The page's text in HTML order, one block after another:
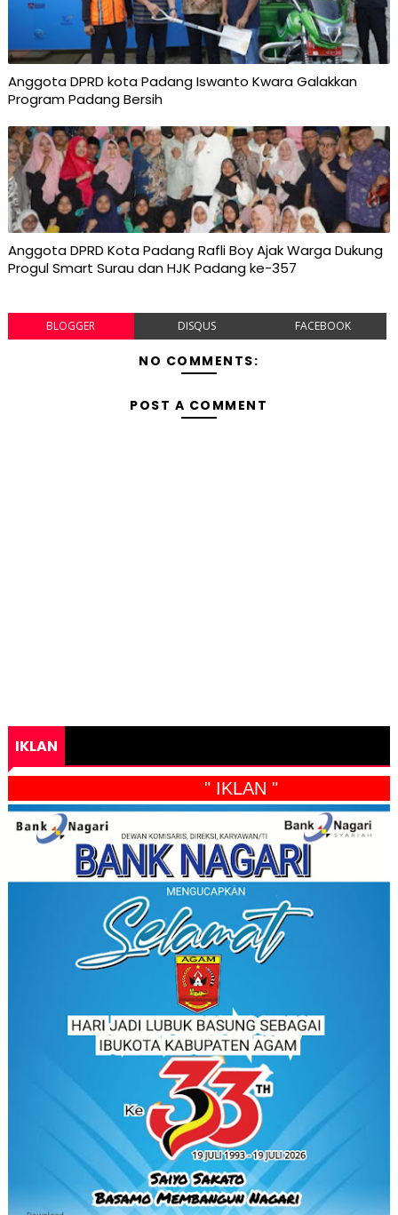
Anggota DPRD kota Padang Iswanto Kwara Galakkan
Program Padang Bersih
Anggota DPRD Kota Padang Rafli Boy Ajak Warga Dukung
Progul Smart Surau dan HJK Padang ke-357
BLOGGER DISQUS FACEBOOK
NO COMMENTS:
POST A COMMENT
IKLAN
" IKLAN "